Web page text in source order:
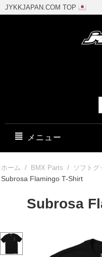
JYKKJAPAN.COM TOP
メニュー
ホーム / BMX Parts / ソフトグ
Subrosa Flamingo T-Shirt
Subrosa